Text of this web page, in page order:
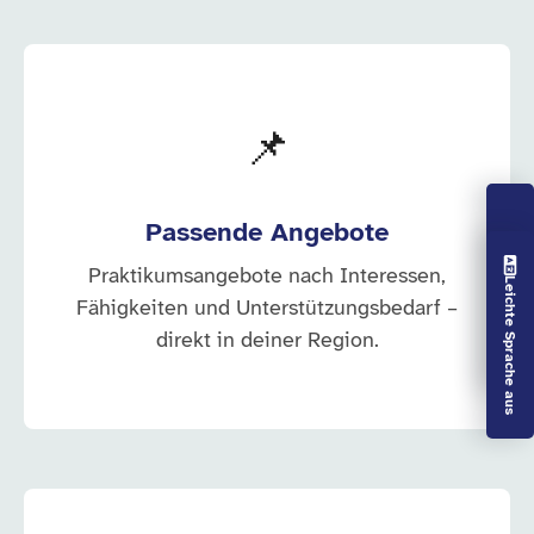
Vorlesen aus
Leichte Sprache aus
📌
Passende Angebote
Praktikumsangebote nach Interessen,
Fähigkeiten und Unterstützungsbedarf –
direkt in deiner Region.